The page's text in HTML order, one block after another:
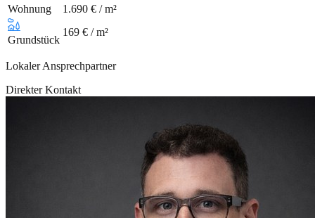
Wohnung
1.690 € / m²
Grundstück
169 € / m²
Lokaler Ansprechpartner
Direkter Kontakt